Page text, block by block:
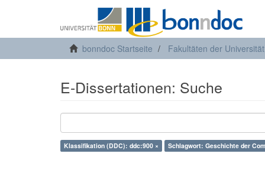
bonndoc Startseite Fakultäten der
E-Dissertationen: Suche
Klassifikation (DDC): ddc:900 × Schlagwort: Geschichte der